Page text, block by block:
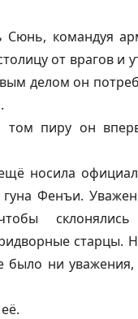
Сюнь, командуя
от врагов и
делом он
том пиру он
носила
гуна Фенъи.
старцы.
было ни